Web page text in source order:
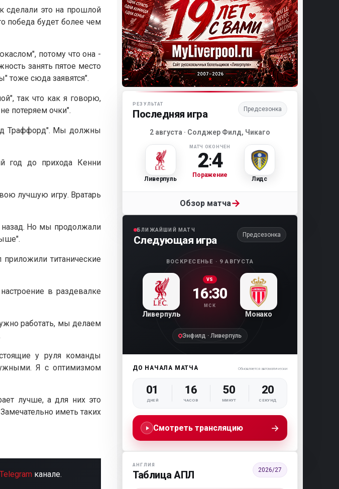
сделали это на прошлой
победа будет более чем
потому что она -
занять пятое место
тоже сюда заявятся".
так что как я говорю,
потеряем очки".
Траффорд". Мы должны
год до прихода Кенни
лучшую игру. Вратарь
Но мы продолжали
титанические
в раздевалке
работать, мы делаем
у руля команды
Я с оптимизмом
лучше, а для них это
иметь таких
Telegramканале.
Матч-центр «Ливерпуля»
РЕЗУЛЬТАТ
Последняя игра Предсезонка
2 августа · Солджер Филд, Чикаго
Ливерпуль
МАТЧ ОКОНЧЕН
2:4
Поражение
Лидс
Обзор матча→
БЛИЖАЙШИЙ МАТЧ
Следующая игра Предсезонка
ВОСКРЕСЕНЬЕ · 9 АВГУСТА
Ливерпуль
VS
16:30
МСК
Монако
Энфилд · Ливерпуль
ДО НАЧАЛА МАТЧА Обновляется автоматически
01
ДНЕЙ
16
ЧАСОВ
50
МИНУТ
19
СЕКУНД
Смотреть трансляцию →
АНГЛИЯ
Таблица АПЛ 2026/27